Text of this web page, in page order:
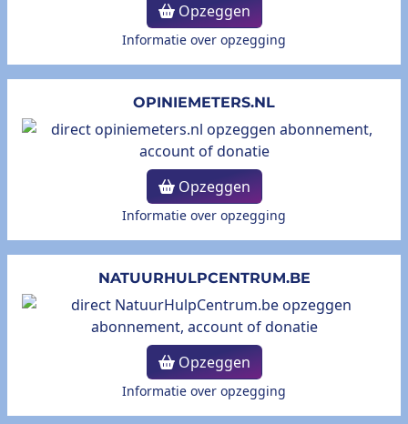
Opzeggen
Informatie over opzegging
OPINIEMETERS.NL
Opzeggen
Informatie over opzegging
NATUURHULPCENTRUM.BE
Opzeggen
Informatie over opzegging